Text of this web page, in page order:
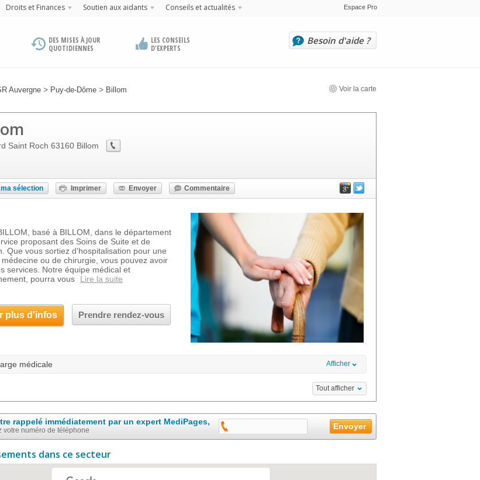
Droits et Finances Soutien aux aidants Conseils et actualités Espace Pro
DES MISES À JOUR
QUOTIDIENNES
LES CONSEILS
D'EXPERTS
Besoin d'aide ?
Auvergne > Puy-de-Dôme > Billom Voir la carte
Saint Roch 63160 Billom
sélection Imprimer Envoyer Commentaire
basé à BILLOM, dans le département
proposant des Soins de Suite et de
Que vous sortiez d'hospitalisation pour une
ou de chirurgie, vous pouvez avoir
services. Notre équipe médical et
pourra vous
Lire la suite
plus d'infos Prendre rendez-vous
médicale Afficher
Tout afficher
rappelé immédiatement par un expert MediPages,
votre numéro de téléphone
dans ce secteur